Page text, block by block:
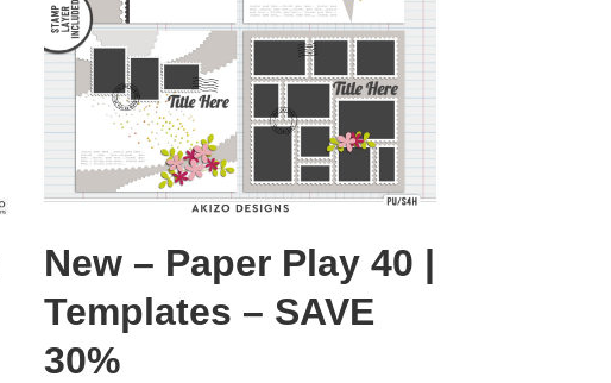
New – Paper Play 40 |
Templates – SAVE
30%